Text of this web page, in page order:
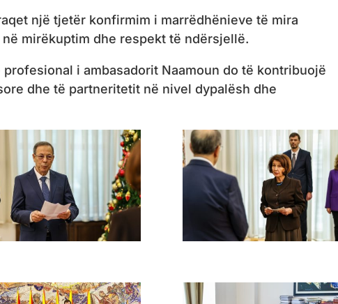
një tjetër konfirmim i marrëdhënieve të mira
mirëkuptim dhe respekt të ndërsjellë.
i ambasadorit Naamoun do të kontribuojë
dhe të partneritetit në nivel dypalësh dhe